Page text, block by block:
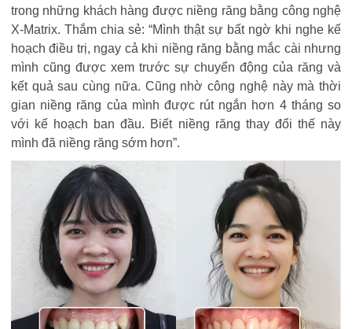
trong những khách hàng được niềng răng bằng công nghệ
X-Matrix. Thắm chia sẻ: “Mình thật sự bất ngờ khi nghe kế
hoạch điều trị, ngay cả khi niềng răng bằng mắc cài nhưng
mình cũng được xem trước sự chuyển động của răng và
kết quả sau cùng nữa. Cũng nhờ công nghệ này mà thời
gian niềng răng của mình được rút ngắn hơn 4 tháng so
với kế hoạch ban đầu. Biết niềng răng thay đổi thế này
mình đã niềng răng sớm hơn”.